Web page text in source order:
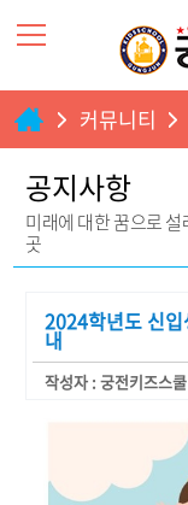
커뮤니티
공지사항
미래에 대한 꿈으로
곳
2024학년도 신
내
작성자 : 궁전키즈스쿨